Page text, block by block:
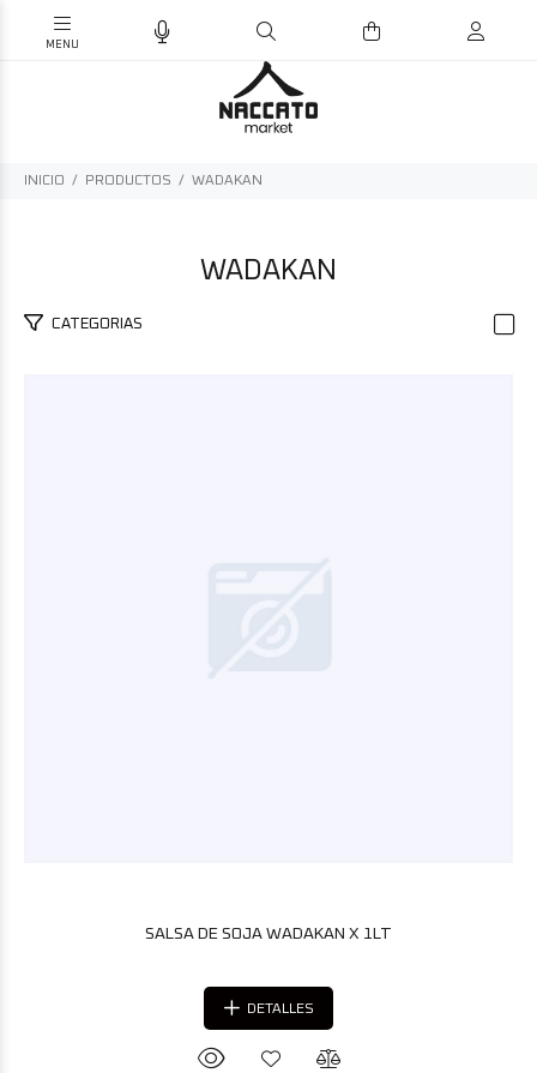
INICIO PRODUCTOS WADAKAN
WADAKAN
CATEGORIAS
SALSA DE SOJA WADAKAN X 1LT
DETALLES